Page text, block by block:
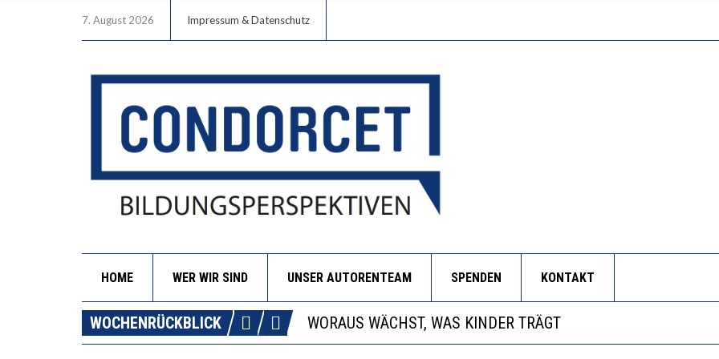
7. August 2026 Impressum & Datenschutz
HOME WER WIR SIND UNSER AUTORENTEAM SPENDEN KONTAKT
WOCHENRÜCKBLICK
DIE GANZE HILFLOSIGKEIT DES BILDUNGSBÜRGERTUMS
WORAUS WÄCHST, WAS KINDER TRÄGT
“WIR BEOBACHTEN EINEN REGELRECHTEN STURZFLUG BEI